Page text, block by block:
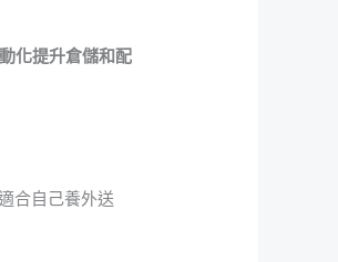
化提升倉儲和配
合自己養外送